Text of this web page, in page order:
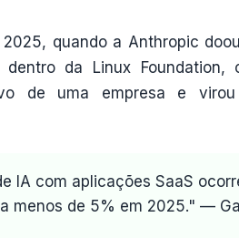
quando a Anthropic
da Linux Foundation,
de uma empresa e virou
IA com aplicações SaaS
menos de 5% em 2025." —